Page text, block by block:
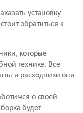
установку
обратиться к
которые
технике. Все
и расходники они
о своей
будет